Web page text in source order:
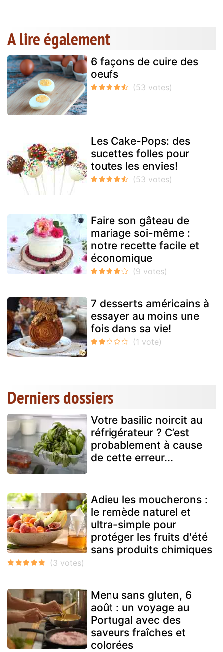
A lire également
6 façons de cuire des
oeufs
Les Cake-Pops: des
sucettes folles pour
toutes les envies!
Faire son gâteau de
mariage soi-même :
notre recette facile et
économique
7 desserts américains à
essayer au moins une
fois dans sa vie!
Derniers dossiers
Votre basilic noircit au
réfrigérateur ? C’est
probablement à cause
de cette erreur...
Adieu les moucherons :
le remède naturel et
ultra-simple pour
protéger les fruits d'été
sans produits chimiques
Menu sans gluten, 6
août : un voyage au
Portugal avec des
saveurs fraîches et
colorées